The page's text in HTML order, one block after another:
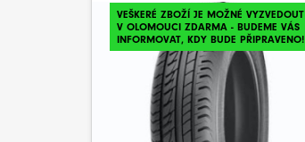
VEŠKERÉ ZBOŽÍ JE MOŽNÉ VYZVEDOUT
V OLOMOUCI ZDARMA - BUDEME VÁS
INFORMOVAT, KDY BUDE PŘIPRAVENO!